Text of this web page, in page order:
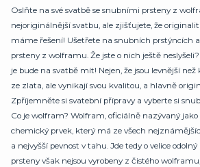
Oslňte na své svatbě se snubními prsteny z
nejoriginálnější svatbu, ale zjišťujete, že
máme řešení! Ušetřete na snubních prstýncích
prsteny z wolframu. Že jste o nich ještě
je bude na svatbě mít! Nejen, že jsou levnější
ze zlata, ale vynikají svou kvalitou, a hlavně
Zpříjemněte si svatební přípravy a vyberte si
Co je wolfram? Wolfram, oficiálně nazývaný
chemický prvek, který má ze všech
a nejvyšší pevnost v tahu. Jde tedy o velice
prsteny však nejsou vyrobeny z čistého